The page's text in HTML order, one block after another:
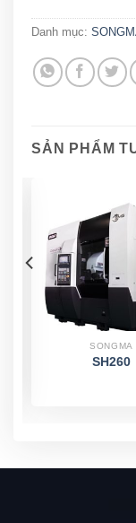
Danh mục:
SẢN PHẨM
SONGMA
SH260